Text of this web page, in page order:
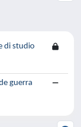
di studio
guerra